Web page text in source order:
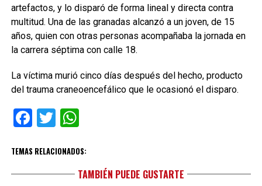
artefactos, y lo disparó de forma lineal y directa contra
multitud. Una de las granadas alcanzó a un joven, de 15
años, quien con otras personas acompañaba la jornada en
la carrera séptima con calle 18.
La víctima murió cinco días después del hecho, producto
del trauma craneoencefálico que le ocasionó el disparo.
Facebook
TwitterWhatsApp
TEMAS RELACIONADOS:
TAMBIÉN PUEDE GUSTARTE